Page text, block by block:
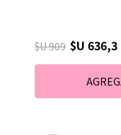
$U 909 $U 636,3